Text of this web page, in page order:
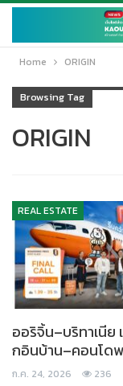
Home ORIGIN
Browsing Tag
ORIGIN
REAL ESTATE
ออริจิ้น–บริทาเนีย
กอินบ้าน–คอนโด
ก.ค. 24, 2026 236